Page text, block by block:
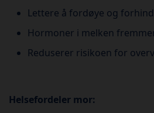
Lettere å fordøye og
Hormoner i melken
Reduserer risikoen for
Helsefordeler mor: